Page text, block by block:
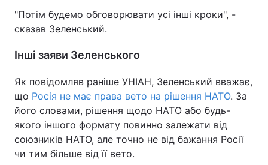
"Потім будемо обговорювати усі інші кроки", -
сказав Зеленський.
Інші заяви Зеленського
Як повідомляв раніше УНІАН, Зеленський вважає,
що Росія не має права вето на рішення НАТО. За
його словами, рішення щодо НАТО або будь-
якого іншого формату повинно залежати від
союзників НАТО, але точно не від бажання Росії
чи тим більше від її вето.